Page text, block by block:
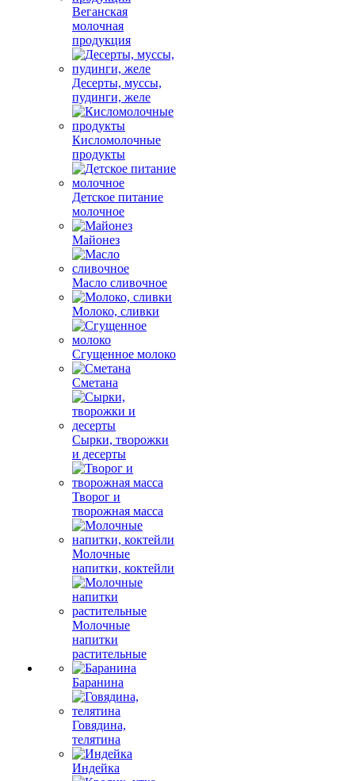
Веганская
молочная
продукция
Десерты, муссы,
пудинги, желе
Кисломолочные
продукты
Детское питание
молочное
Майонез
Масло сливочное
Молоко, сливки
Сгущенное молоко
Сметана
Сырки, творожки
и десерты
Творог и
творожная масса
Молочные
напитки, коктейли
Молочные
напитки
растительные
Баранина
Говядина,
телятина
Индейка